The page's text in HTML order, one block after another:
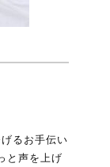
るお手伝い
と声を上げ